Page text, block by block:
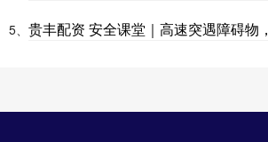
5、 贵丰配资 安全课堂｜高速突遇障碍物